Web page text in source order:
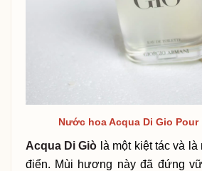
Nước hoa Acqua Di Gio Pour
Acqua Di Giò là một kiệt tác và
điển. Mùi hương này đã đứng